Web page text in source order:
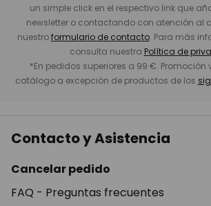
un simple click en el respectivo link que
newsletter o contactando con atención al
nuestroformulario de contacto. Para más
consulta nuestra Política de
*En pedidos superiores a 99 €. Promoción
catálogo a excepción de productos de los
Contacto y Asistencia
Cancelar pedido
FAQ - Preguntas frecuentes